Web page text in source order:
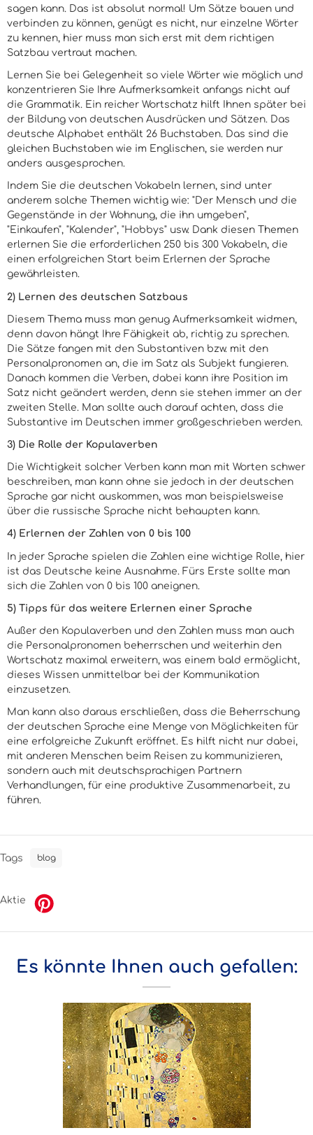
sagen kann. Das ist absolut normal! Um Sätze bauen und
verbinden zu können, genügt es nicht, nur einzelne Wörter
zu kennen, hier muss man sich erst mit dem richtigen
Satzbau vertraut machen.
Lernen Sie bei Gelegenheit so viele Wörter wie möglich und
konzentrieren Sie Ihre Aufmerksamkeit anfangs nicht auf
die Grammatik. Ein reicher Wortschatz hilft Ihnen später bei
der Bildung von deutschen Ausdrücken und Sätzen. Das
deutsche Alphabet enthält 26 Buchstaben. Das sind die
gleichen Buchstaben wie im Englischen, sie werden nur
anders ausgesprochen.
Indem Sie die deutschen Vokabeln lernen, sind unter
anderem solche Themen wichtig wie: "Der Mensch und die
Gegenstände in der Wohnung, die ihn umgeben",
"Einkaufen", "Kalender", "Hobbys" usw. Dank diesen Themen
erlernen Sie die erforderlichen 250 bis 300 Vokabeln, die
einen erfolgreichen Start beim Erlernen der Sprache
gewährleisten.
2) Lernen des deutschen Satzbaus
Diesem Thema muss man genug Aufmerksamkeit widmen,
denn davon hängt Ihre Fähigkeit ab, richtig zu sprechen.
Die Sätze fangen mit den Substantiven bzw. mit den
Personalpronomen an, die im Satz als Subjekt fungieren.
Danach kommen die Verben, dabei kann ihre Position im
Satz nicht geändert werden, denn sie stehen immer an der
zweiten Stelle. Man sollte auch darauf achten, dass die
Substantive im Deutschen immer großgeschrieben werden.
3) Die Rolle der Kopulaverben
Die Wichtigkeit solcher Verben kann man mit Worten schwer
beschreiben, man kann ohne sie jedoch in der deutschen
Sprache gar nicht auskommen, was man beispielsweise
über die russische Sprache nicht behaupten kann.
4) Erlernen der Zahlen von 0 bis 100
In jeder Sprache spielen die Zahlen eine wichtige Rolle, hier
ist das Deutsche keine Ausnahme. Fürs Erste sollte man
sich die Zahlen von 0 bis 100 aneignen.
5) Tipps für das weitere Erlernen einer Sprache
Außer den Kopulaverben und den Zahlen muss man auch
die Personalpronomen beherrschen und weiterhin den
Wortschatz maximal erweitern, was einem bald ermöglicht,
dieses Wissen unmittelbar bei der Kommunikation
einzusetzen.
Man kann also daraus erschließen, dass die Beherrschung
der deutschen Sprache eine Menge von Möglichkeiten für
eine erfolgreiche Zukunft eröffnet. Es hilft nicht nur dabei,
mit anderen Menschen beim Reisen zu kommunizieren,
sondern auch mit deutschsprachigen Partnern
Verhandlungen, für eine produktive Zusammenarbeit, zu
führen.
Tags blog
Aktie
Es könnte Ihnen auch gefallen: